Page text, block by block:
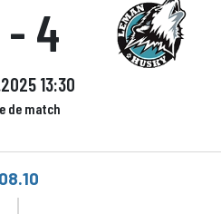
- 4
13:30
de match
08.10